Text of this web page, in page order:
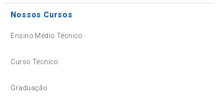
Nossos Cursos
Ensino Médio Técnico
Curso Técnico
Graduação